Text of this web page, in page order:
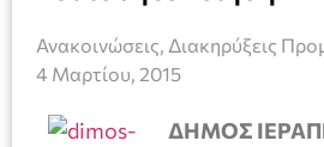
Ανακοινώσεις Διακηρύξεις
4 Μαρτίου, 2015
ΔΗΜΟΣ